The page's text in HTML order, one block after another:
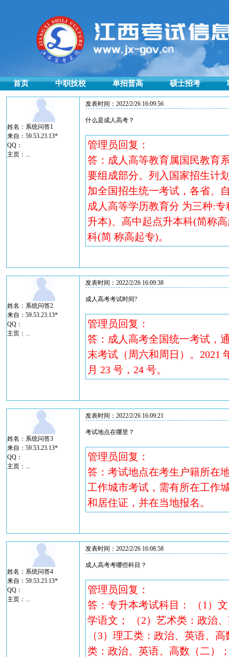
首页 中职技校 单招普高 硕士招考
姓名：系统问答1
来自：59.53.23.13*
QQ：
主页： ...
发表时间：2022/2/26 16:09:56
什么是成人高考？
管理员回复：
答：成人高等教育属国民教育
要组成部分。列入国家招生计
加全国招生统一考试，各省、
成人高等学历教育分 为三种:
升本)、高中起点升本科(简称
科(简 称高起专)。
姓名：系统问答2
来自：59.53.23.13*
QQ：
主页： ...
发表时间：2022/2/26 16:09:38
成人高考考试时间?
管理员回复：
答：成人高考全国统一考试，
末考试（周六和周日）。2021
月 23 号，24 号。
姓名：系统问答3
来自：59.53.23.13*
QQ：
主页： ...
发表时间：2022/2/26 16:09:21
考试地点在哪里？
管理员回复：
答：考试地点在考生户籍所在
工作城市考试，需有所在工作
和居住证，并在当地报名。
姓名：系统问答4
来自：59.53.23.13*
QQ：
主页： ...
发表时间：2022/2/26 16:08:58
成人高考考哪些科目？
管理员回复：
答：专升本考试科目： （1）
学语文； （2）艺术类：政治
（3）理工类：政治、英语、
类：政治、英语、高数（二）